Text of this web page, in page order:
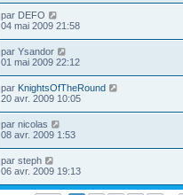
par DEFO
04 mai 2009 21:58
par Ysandor
01 mai 2009 22:12
par KnightsOfTheRound
20 avr. 2009 10:05
par nicolas
08 avr. 2009 1:53
par steph
06 avr. 2009 19:13